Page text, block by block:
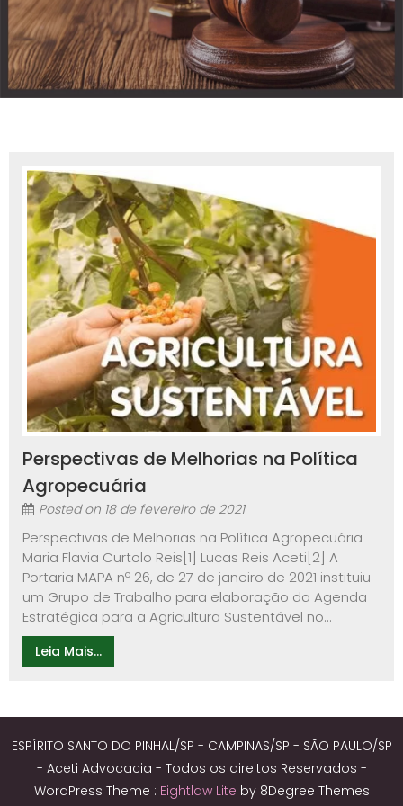
Perspectivas de Melhorias na Política
Agropecuária
Posted on 18 de fevereiro de 2021
Perspectivas de Melhorias na Política Agropecuária
Maria Flavia Curtolo Reis[1] Lucas Reis Aceti[2] A
Portaria MAPA nº 26, de 27 de janeiro de 2021 instituiu
um Grupo de Trabalho para elaboração da Agenda
Estratégica para a Agricultura Sustentável no...
Leia Mais...
ESPÍRITO SANTO DO PINHAL/SP - CAMPINAS/SP - SÃO PAULO/SP
- Aceti Advocacia - Todos os direitos Reservados -
WordPress Theme : Eightlaw Lite by 8Degree Themes